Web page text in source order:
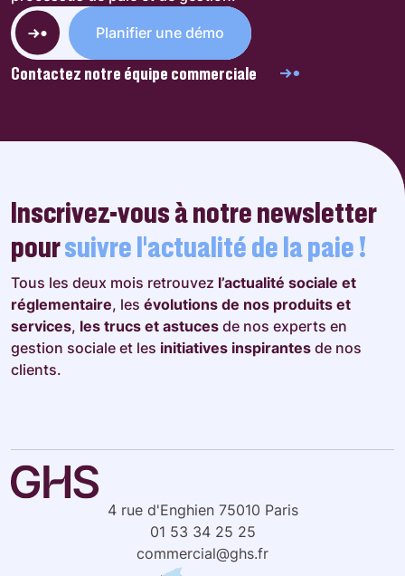
Planifier une démo
Contactez notre équipe commerciale
Inscrivez-vous à notre newsletter
poursuivre l’actualité de la paie !
Tous les deux mois retrouvez l’actualité sociale et
réglementaire, les évolutions de nos produits et
services, les trucs et astuces de nos experts en
gestion sociale et les initiatives inspirantes de nos
clients.
4 rue d'Enghien 75010 Paris
01 53 34 25 25
commercial@ghs.fr